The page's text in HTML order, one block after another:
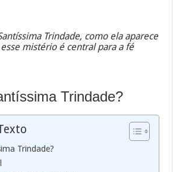
Trindade, como ela aparece
mistério é central para a fé
Trindade?
Trindade?